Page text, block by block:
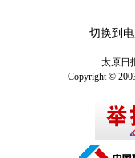
切换到
太原日
Copyright ©